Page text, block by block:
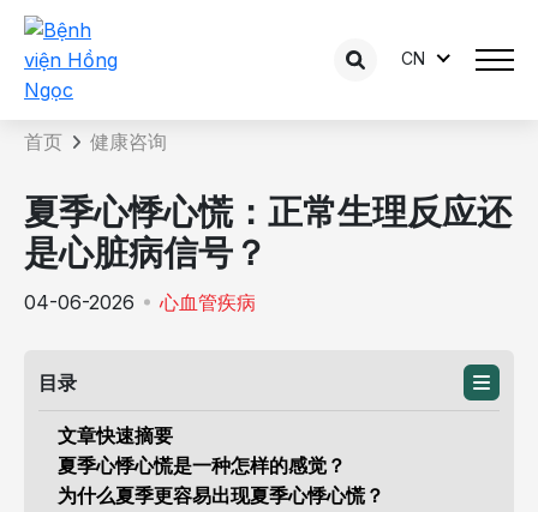
CN
咨询内容详情
首页 健康咨询
夏季心悸心慌：正常生理反应还
是心脏病信号？
04-06-2026 心血管疾病
目录
文章快速摘要
夏季心悸心慌是一种怎样的感觉？
为什么夏季更容易出现夏季心悸心慌？